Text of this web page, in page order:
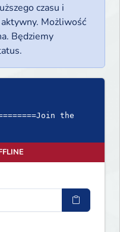
czasu i
Możliwość
Będziemy
the